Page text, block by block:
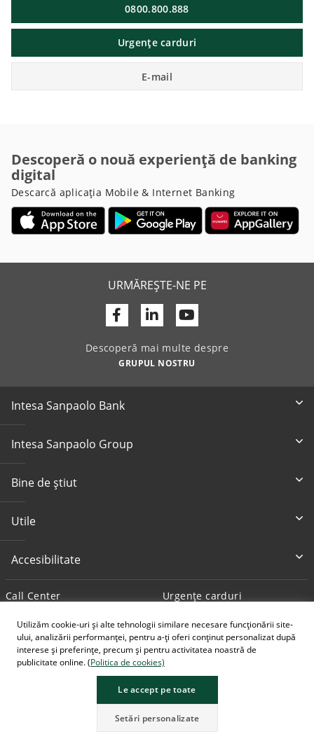
Utilizăm cookie-uri și alte tehnologii similare necesare funcționării site-
ului, analizării performanței, pentru a-ți oferi conținut personalizat după
interese și preferințe, precum și pentru activitatea noastră de
publicitate online. (Politica de cookies)
Le accept pe toate
Setări personalizate
0800.800.888
Urgențe carduri
E-mail
Descoperă o nouă experiență de banking
digital
Descarcă aplicația Mobile & Internet Banking
URMĂREȘTE-NE PE
Facebook
Linkedin
Descoperă mai multe despre
GRUPUL NOSTRU
Intesa Sanpaolo Bank
Intesa Sanpaolo Group
Bine de știut
Utile
Accesibilitate
Call Center
Urgențe carduri
Scrie-ne
contact@intesasanpaolo.ro